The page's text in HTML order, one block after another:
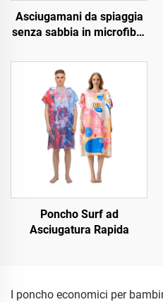
Asciugamani da spiaggia
senza sabbia in microfibra
Poncho Surf ad
Asciugatura Rapida
I poncho economici per